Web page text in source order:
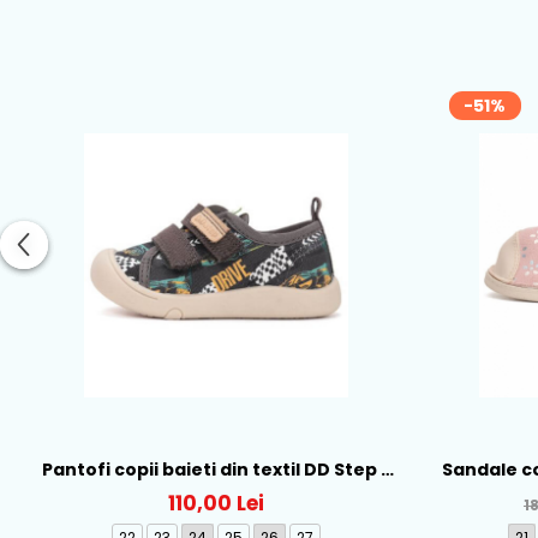
Înălțimea
Pantofi copii baieti din textil DD Step -
C100-61391
110,00 Lei
-51%
Sandale
DD